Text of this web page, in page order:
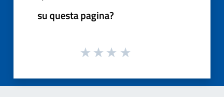
su questa pagina?